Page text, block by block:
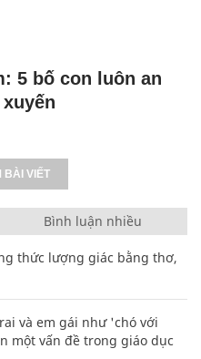
5 bố con luôn an
BÀI VIẾT
Bình luận nhiều
thức lượng giác bằng thơ,
và em gái như 'chó với
một vấn đề trong giáo dục